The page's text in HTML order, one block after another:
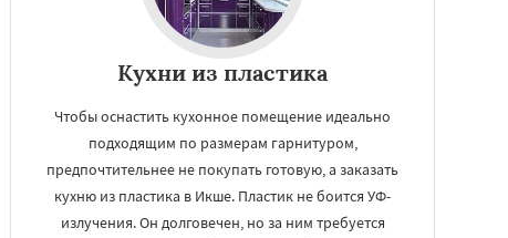
Кухни из пластика
Чтобы оснастить кухонное помещение идеально
подходящим по размерам гарнитуром,
предпочтительнее не покупать готовую, а заказать
кухню из пластика в Икше. Пластик не боится УФ-
излучения. Он долговечен, но за ним требуется